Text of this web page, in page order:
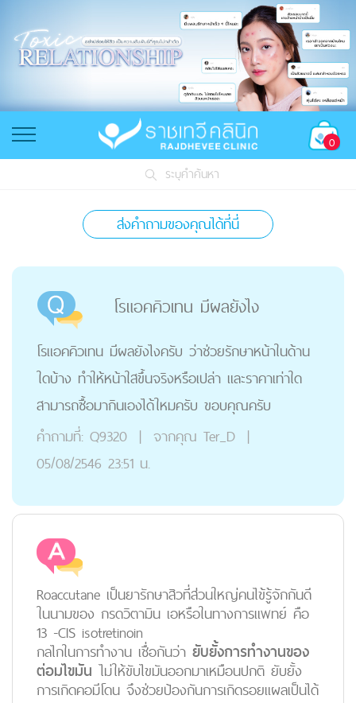
0
ระบุคำค้นหา
ส่งคำถามของคุณได้ที่นี่
โรแอคคิวเทน มีผลยังไง
โรแอคคิวเทน มีผลยังไงครับ ว่าช่วยรักษาหน้าในด้าน
ใดบ้าง ทำให้หน้าใสขึ้นจริงหรือเปล่า และราคาเท่าใด
สามารถซื้อมากินเองได้ใหมครับ ขอบคุณครับ
คำถามที่: Q9320 | จากคุณ Ter_D |
05/08/2546 23:51 น.
Roaccutane เป็นยารักษาสิวที่ส่วนใหญ่คนไข้รู้จักกันดี
ในนามของ กรดวิตามิน เอหรือในทางการแพทย์ คือ
13 -CIS isotretinoin
กลไกในการทำงาน เชื่อกันว่า ยับยั้งการทำงานของ
ต่อมไขมัน ไม่ให้ขับไขมันออกมาเหมือนปกติ ยับยั้ง
การเกิดคอมีโดน จึงช่วยป้องกันการเกิดรอยแผลเป็นได้